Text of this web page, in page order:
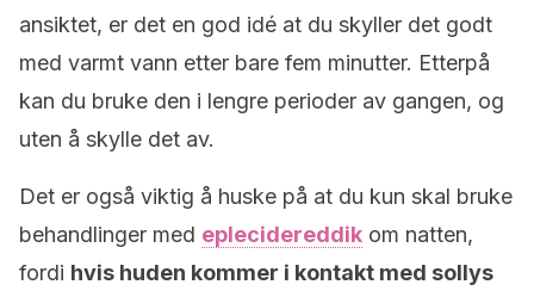
ansiktet, er det en god idé at du skyller det godt
med varmt vann etter bare fem minutter. Etterpå
kan du bruke den i lengre perioder av gangen, og
uten å skylle det av.
Det er også viktig å huske på at du kun skal bruke
behandlinger med eplecidereddik om natten,
fordi hvis huden kommer i kontakt med sollys